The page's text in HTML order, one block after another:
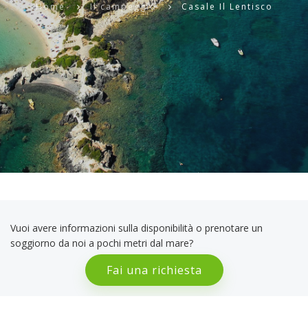
Home Il campeggio Casale Il Lentisco
Vuoi avere informazioni sulla disponibilità o prenotare un
soggiorno da noi a pochi metri dal mare?
Fai una richiesta